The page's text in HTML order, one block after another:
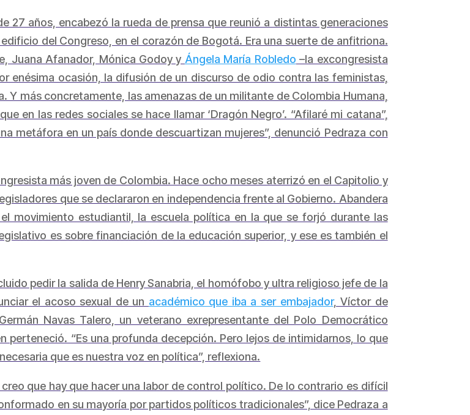
27 años, encabezó la rueda de prensa que reunió a distintas generaciones
del Congreso, en el corazón de Bogotá. Era una suerte de anfitriona.
Juana Afanador, Mónica Godoy y Ángela María Robledo –la excongresista
enésima ocasión, la difusión de un discurso de odio contra las feministas,
más concretamente, las amenazas de un militante de Colombia Humana,
en las redes sociales se hace llamar ‘Dragón Negro’. “Afilaré mi catana”,
metáfora en un país donde descuartizan mujeres”, denunció Pedraza con
más joven de Colombia. Hace ocho meses aterrizó en el Capitolio y
que se declararon en independencia frente al Gobierno. Abandera
movimiento estudiantil, la escuela política en la que se forjó durante las
es sobre financiación de la educación superior, y ese es también el
pedir la salida de Henry Sanabria, el homófobo y ultra religioso jefe de la
el acoso sexual de un académico que iba a ser embajador, Víctor de
Navas Talero, un veterano exrepresentante del Polo Democrático
“Es una profunda decepción. Pero lejos de intimidarnos, lo que
que es nuestra voz en política”, reflexiona.
que hay que hacer una labor de control político. De lo contrario es difícil
en su mayoría por partidos políticos tradicionales”, dice Pedraza a